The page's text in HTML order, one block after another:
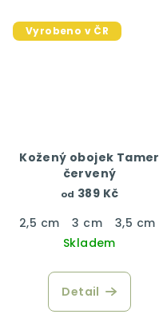
Vyrobeno v ČR
Kožený obojek Tamer
červený
od 389 Kč
2,5 cm
3 cm 3,5 cm
Skladem
Detail